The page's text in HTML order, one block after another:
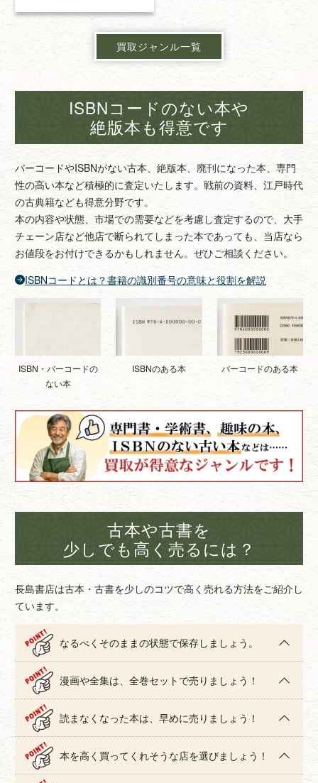
買取ジャンル一覧
ISBNコードのない本や
絶版本も得意です
バーコードやISBNがない古本、絶版本、廃刊になった本、専門
性の高い本など積極的に査定いたします。戦前の資料、江戸時代
の古典籍なども得意分野です。
本の内容や状態、市場での需要などを考慮し査定するので、大手
チェーン店など他店で断られてしまった本であっても、当店なら
お値段をお付けできるかもしれません。ぜひご相談ください。
ISBNコードとは？書籍の識別番号の意味と役割を解説
ISBN・バーコードの
ない本
ISBNのある本 バーコードのある本
古本や古書を
少しでも高く売るには？
長島書店は古本・古書を少しのコツで高く売れる方法をご紹介し
ています。
なるべくそのままの状態で保存しましょう。
漫画や全集は、全巻セットで売りましょう！
読まなくなった本は、早めに売りましょう！
本を高く買ってくれそうな店を選びましょう！